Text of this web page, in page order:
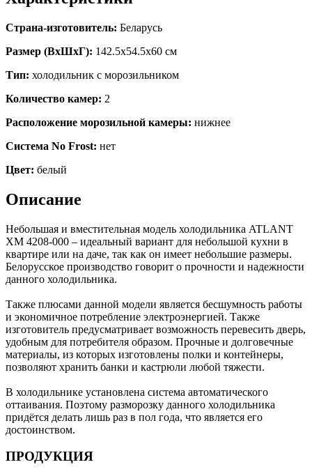
Страна-изготовитель: Беларусь
Размер (ВхШхГ): 142.5х54.5х60 см
Тип: холодильник с морозильником
Количество камер: 2
Расположение морозильной камеры: нижнее
Система No Frost: нет
Цвет: белый
Описание
Небольшая и вместительная модель холодильника ATLANT
ХМ 4208-000 – идеальный вариант для небольшой кухни в
квартире или на даче, так как он имеет небольшие размеры.
Белорусское производство говорит о прочности и надежности
данного холодильника.
Также плюсами данной модели является бесшумность работы
и экономичное потребление электроэнергией. Также
изготовитель предусматривает возможность перевесить дверь,
удобным для потребителя образом. Прочные и долговечные
материалы, из которых изготовлены полки и контейнеры,
позволяют хранить банки и кастрюли любой тяжести.
В холодильнике установлена система автоматического
оттаивания. Поэтому разморозку данного холодильника
придётся делать лишь раз в пол года, что является его
достоинством.
ПРОДУКЦИЯ